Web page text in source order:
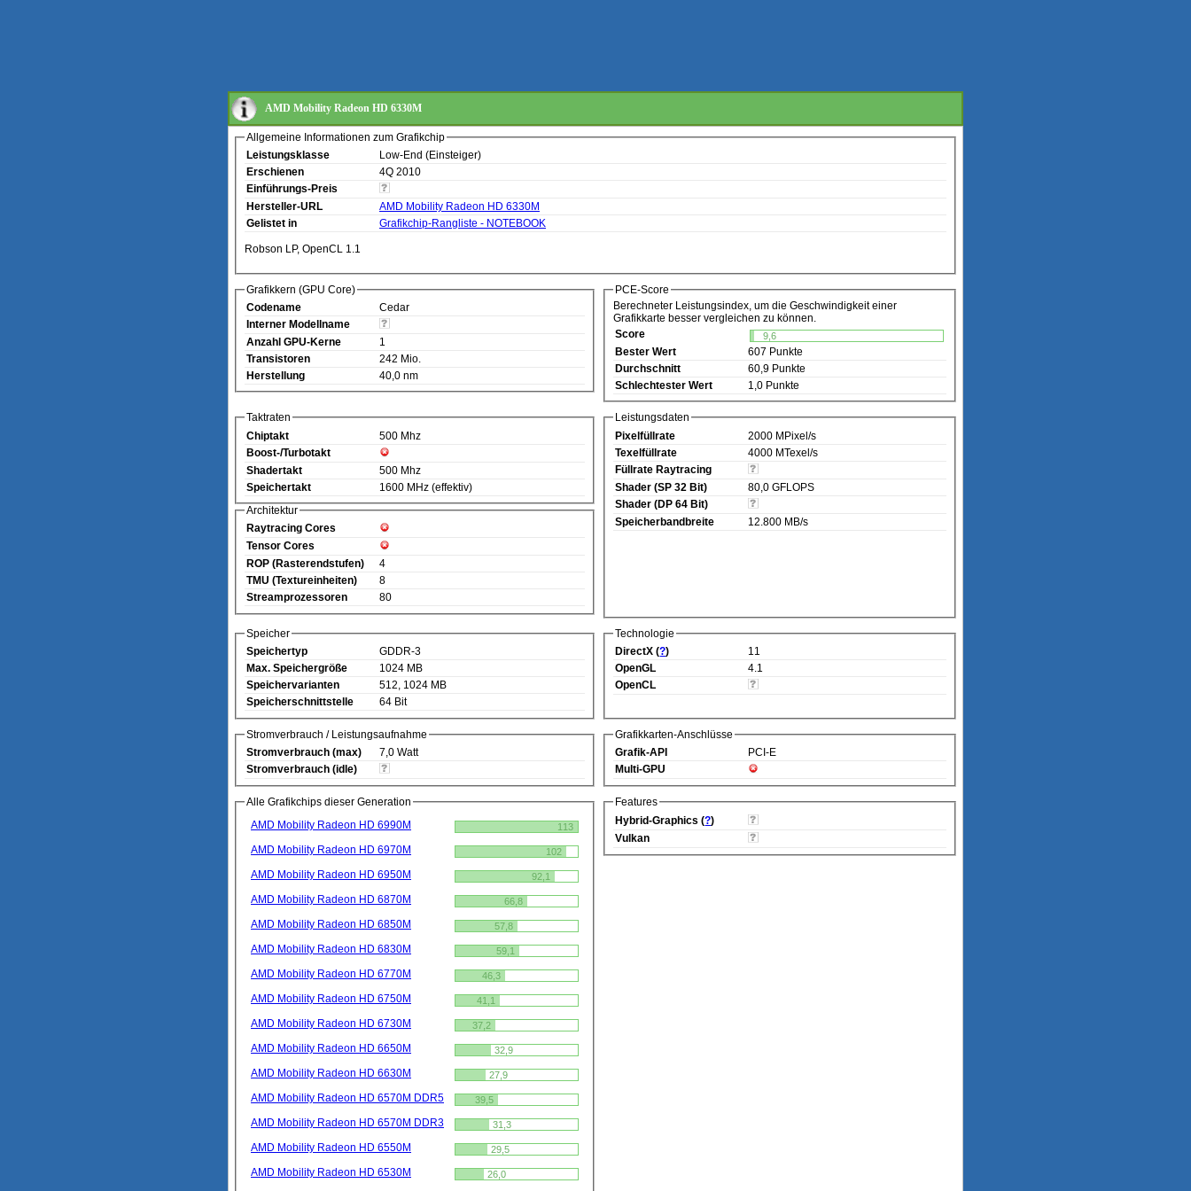
AMD Mobility Radeon HD 6330M
Allgemeine Informationen zum Grafikchip
Leistungsklasse
Low-End (Einsteiger)
Erschienen
4Q 2010
Einführungs-Preis
Hersteller-URL
AMD Mobility Radeon HD 6330M
Gelistet in
Grafikchip-Rangliste - NOTEBOOK
Robson LP, OpenCL 1.1
Grafikkern (GPU Core)
Codename
Cedar
Interner Modellname
Anzahl GPU-Kerne
1
Transistoren
242 Mio.
Herstellung
40,0 nm
PCE-Score
Berechneter Leistungsindex, um die Geschwindigkeit einer
Grafikkarte besser vergleichen zu können.
Score
9,6
Bester Wert
607 Punkte
Durchschnitt
60,9 Punkte
Schlechtester Wert
1,0 Punkte
Taktraten
Chiptakt
500 Mhz
Boost-/Turbotakt
Shadertakt
500 Mhz
Speichertakt
1600 MHz (effektiv)
Architektur
Raytracing Cores
Tensor Cores
ROP (Rasterendstufen)
4
TMU (Textureinheiten)
8
Streamprozessoren
80
Leistungsdaten
Pixelfüllrate
2000 MPixel/s
Texelfüllrate
4000 MTexel/s
Füllrate Raytracing
Shader (SP 32 Bit)
80,0 GFLOPS
Shader (DP 64 Bit)
Speicherbandbreite
12.800 MB/s
Speicher
Speichertyp
GDDR-3
Max. Speichergröße
1024 MB
Speichervarianten
512, 1024 MB
Speicherschnittstelle
64 Bit
Technologie
DirectX (?)
11
OpenGL
4.1
OpenCL
Stromverbrauch / Leistungsaufnahme
Stromverbrauch (max)
7,0 Watt
Stromverbrauch (idle)
Grafikkarten-Anschlüsse
Grafik-API
PCI-E
Multi-GPU
Alle Grafikchips dieser Generation
AMD Mobility Radeon HD 6990M
113
AMD Mobility Radeon HD 6970M 102
AMD Mobility Radeon HD 6950M 92,1
AMD Mobility Radeon HD 6870M 66,8
AMD Mobility Radeon HD 6850M 57,8
AMD Mobility Radeon HD 6830M 59,1
AMD Mobility Radeon HD 6770M 46,3
AMD Mobility Radeon HD 6750M 41,1
AMD Mobility Radeon HD 6730M 37,2
AMD Mobility Radeon HD 6650M 32,9
AMD Mobility Radeon HD 6630M 27,9
AMD Mobility Radeon HD 6570M DDR5 39,5
AMD Mobility Radeon HD 6570M DDR3 31,3
AMD Mobility Radeon HD 6550M 29,5
AMD Mobility Radeon HD 6530M 26,0
Features
Hybrid-Graphics (?)
Vulkan